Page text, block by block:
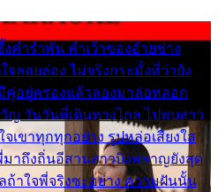
คำรำพัน คำเว้าของอ้ายช่าง
ลอยล่อง ไม่จริงกระมั้งที่ว่ายัง
คู่อยู่ครองแล้วลองมาล่อหลอก
ญ วันวันพี่เดินทางไกล ไปพบสาว
จเขาทุกทุกอย่าง รูปหล่อเสียงใส
มาถึงถิ่นอีสานสาวบึงพลาญยังสุด
ถ้าใจพี่จริงซะอย่าง ความฝันนั้น